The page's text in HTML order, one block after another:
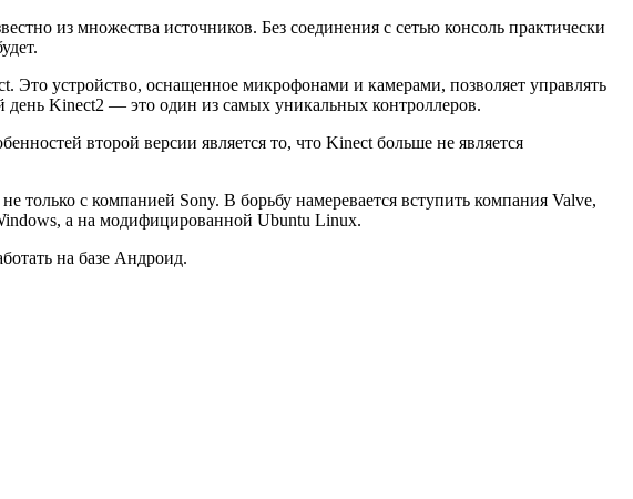
из множества источников. Без соединения с сетью консоль практически
Это устройство, оснащенное микрофонами и камерами, позволяет управлять
Kinect2 — это один из самых уникальных контроллеров.
второй версии является то, что Kinect больше не является
только с компанией Sony. В борьбу намеревается вступить компания Valve,
а на модифицированной Ubuntu Linux.
на базе Андроид.